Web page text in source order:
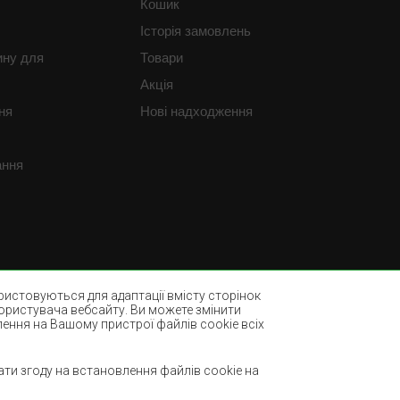
для адаптації вмісту сторінок
вебсайту. Ви можете змінити
на Вашому пристрої файлів cookie всіх
згоду на встановлення файлів cookie на
для
Кошик
Історія замовлень
Товари
Акція
Нові надходження
Світло-коричневі килими